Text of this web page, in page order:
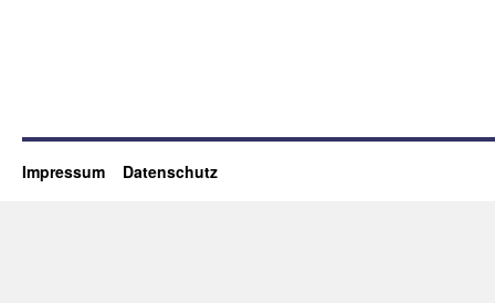
Impressum Datenschutz